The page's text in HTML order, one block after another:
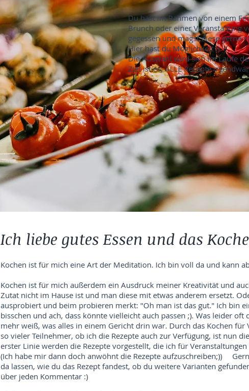
Du hast im Rahmen von einem
Brunch oder einer Veranstaltung
gegessen und magst diese gerne
Hier hast du Möglichkeit :)
Die Auswahl wird sich im Laufe
Ziel ist es, ALLE Rezepte
Ich liebe gutes Essen und das
Kochen ist für mich eine Art der Meditation. Ich bin voll da und kann
Kochen ist für mich außerdem ein Ausdruck meiner Kreativität und
Zutat nicht im Hause ist und man diese mit etwas anderem ersetzt.
ausprobiert und beim probieren merkt: "Oh man ist das gut." Ich bin
bisschen und ach, dass könnte vielleicht auch passen ;). Was leider
mehr weiß, was alles in einem Gericht drin war. Durch das Kochen
so vieler Teilnehmer, ob ich die Rezepte auch zur Verfügung, ist nun
erster Linie werden die Rezepte vorgestellt, die ich für
(Ich habe mir dann doch anwöhnt die Rezepte aufzuschreiben;))
da lassen, wie du das Rezept fandest, ob du weitere Varianten
über jeden Kommentar :)